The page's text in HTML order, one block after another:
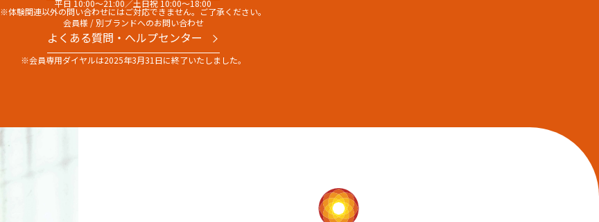
平日 10:00～21:00／土日祝 10:00～18:00
※体験関連以外の問い合わせにはご対応できません。ご了承ください。
会員様 / 別ブランドへのお問い合わせ
よくある質問・へルプセンター
※会員専用ダイヤルは2025年3月31日に終了いたしました。